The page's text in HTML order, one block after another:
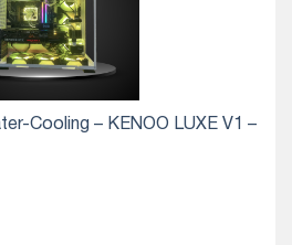
Cooling – KENOO LUXE V1 –